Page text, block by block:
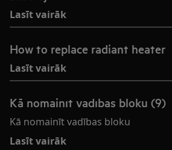
Lasīt vairāk
How to replace radiant heater
Lasīt vairāk
Kā nomainīt vadības bloku (9)
Kā nomainīt vadības bloku
Lasīt vairāk